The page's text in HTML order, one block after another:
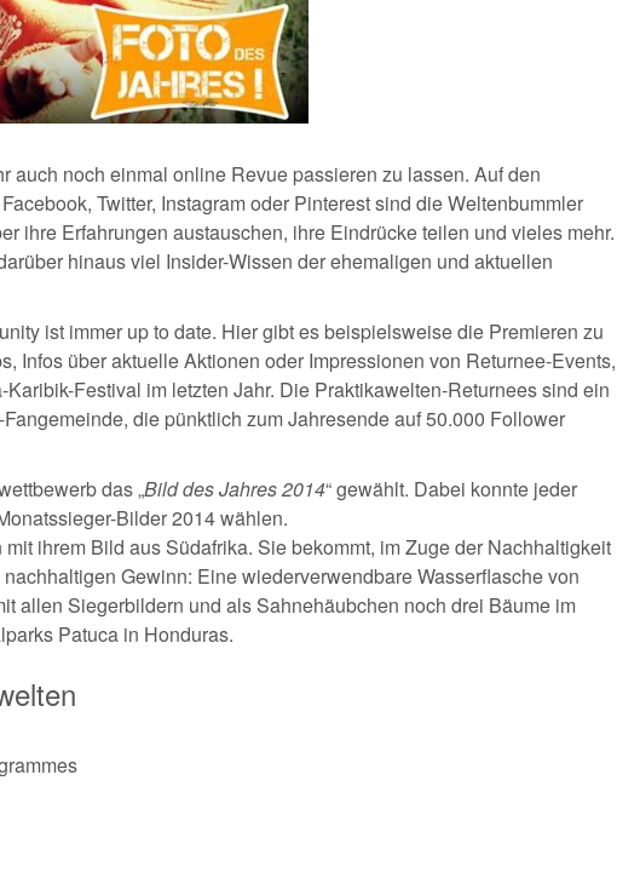
auch noch einmal online Revue passieren zu lassen. Auf den
Twitter, Instagram oder Pinterest sind die Weltenbummler
ihre Erfahrungen austauschen, ihre Eindrücke teilen und vieles mehr.
hinaus viel Insider-Wissen der ehemaligen und aktuellen
ist immer up to date. Hier gibt es beispielsweise die Premieren zu
Infos über aktuelle Aktionen oder Impressionen von Returnee-Events,
Festival im letzten Jahr. Die Praktikawelten-Returnees sind ein
die pünktlich zum Jahresende auf 50.000 Follower
das „Bild des Jahres 2014“ gewählt. Dabei konnte jeder
Bilder 2014 wählen.
mit ihrem Bild aus Südafrika. Sie bekommt, im Zuge der Nachhaltigkeit
Gewinn: Eine wiederverwendbare Wasserflasche von
allen Siegerbildern und als Sahnehäubchen noch drei Bäume im
Patuca in Honduras.